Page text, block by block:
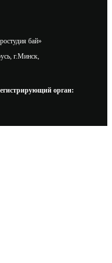
бай»
г.Минск,
орган: